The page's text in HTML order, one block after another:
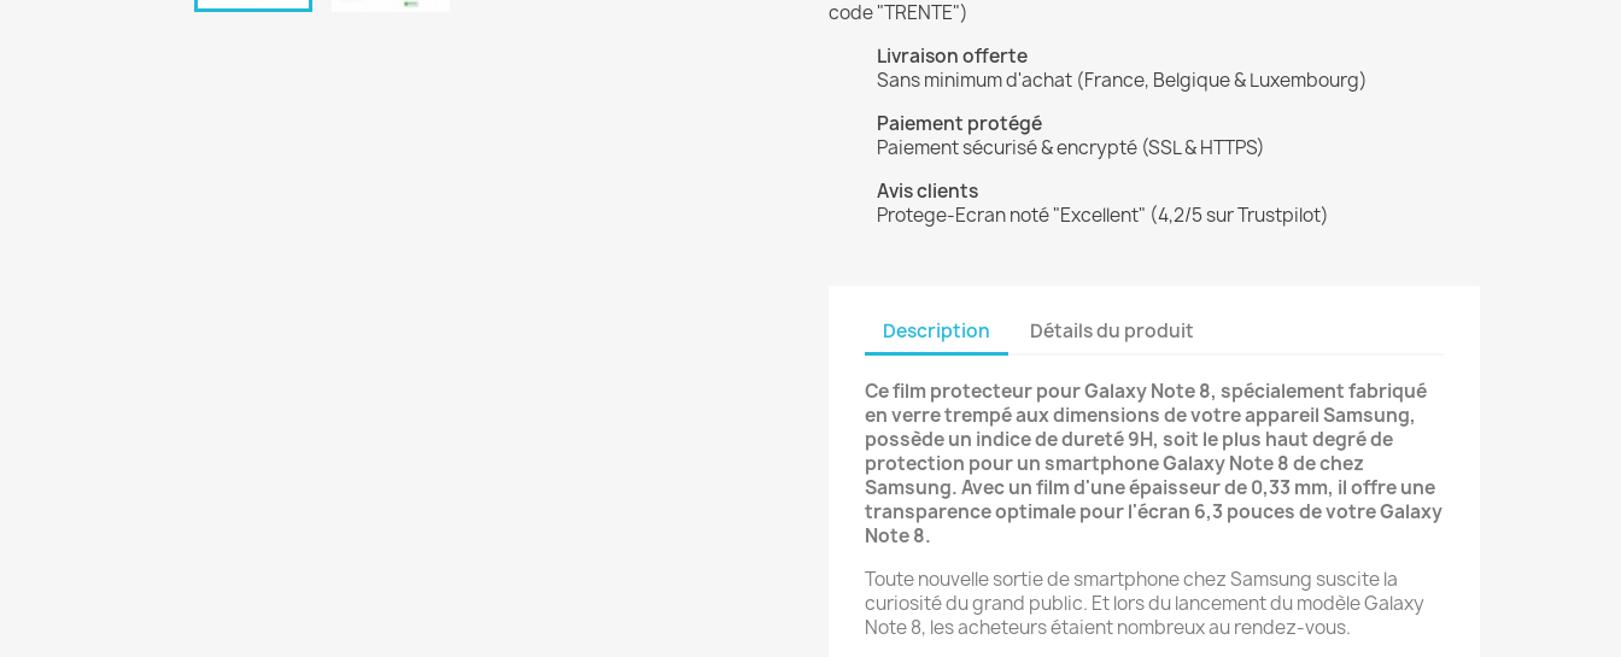
code "TRENTE")
Livraison offerte
Sans minimum d'achat (France, Belgique & Luxembourg)
Paiement protégé
Paiement sécurisé & encrypté (SSL & HTTPS)
Avis clients
Protege-Ecran noté "Excellent" (4,2/5 sur Trustpilot)
Description Détails du produit
Ce film protecteur pour Galaxy Note 8, spécialement fabriqué
en verre trempé aux dimensions de votre appareil Samsung,
possède un indice de dureté 9H, soit le plus haut degré de
protection pour un smartphone Galaxy Note 8 de chez
Samsung. Avec un film d'une épaisseur de 0,33 mm, il offre une
transparence optimale pour l'écran 6,3 pouces de votre Galaxy
Note 8.
Toute nouvelle sortie de smartphone chez Samsung suscite la
curiosité du grand public. Et lors du lancement du modèle Galaxy
Note 8, les acheteurs étaient nombreux au rendez-vous.